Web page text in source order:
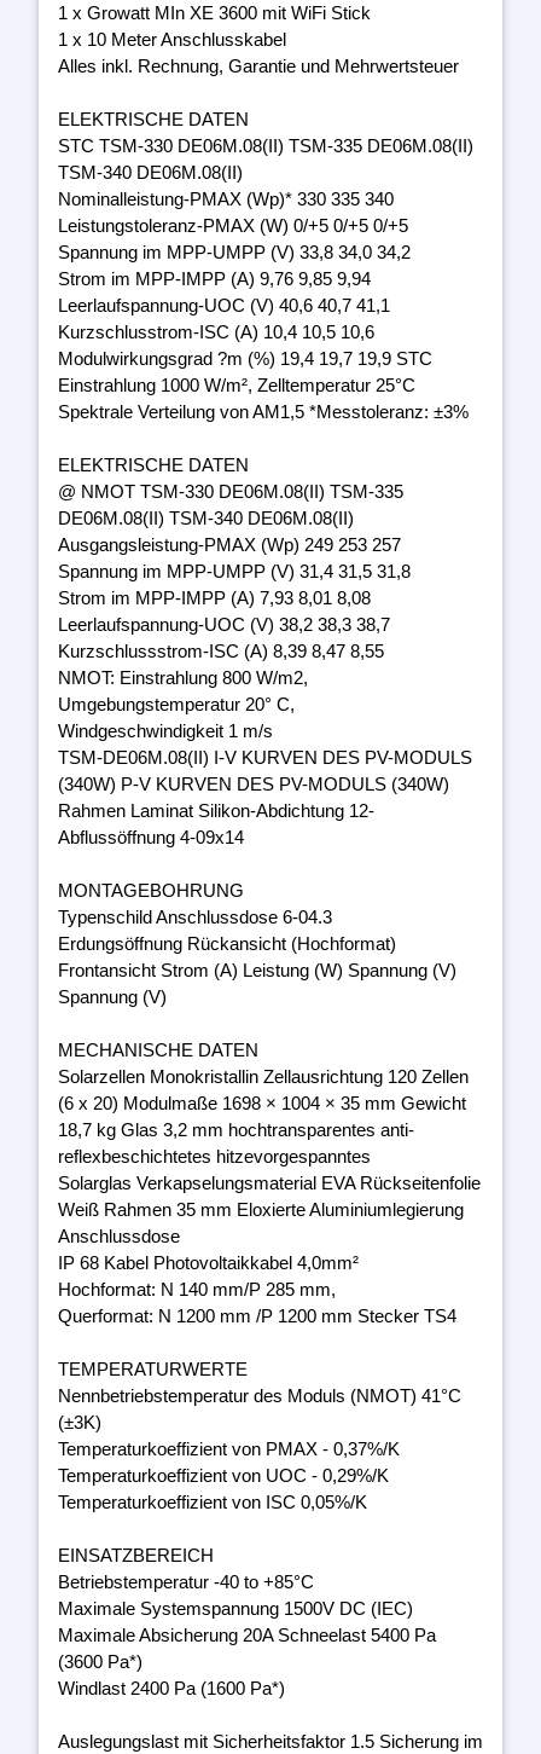
1 x Growatt MIn XE 3600 mit WiFi Stick
1 x 10 Meter Anschlusskabel
Alles inkl. Rechnung, Garantie und Mehrwertsteuer
ELEKTRISCHE DATEN
STC TSM-330 DE06M.08(II) TSM-335 DE06M.08(II)
TSM-340 DE06M.08(II)
Nominalleistung-PMAX (Wp)* 330 335 340
Leistungstoleranz-PMAX (W) 0/+5 0/+5 0/+5
Spannung im MPP-UMPP (V) 33,8 34,0 34,2
Strom im MPP-IMPP (A) 9,76 9,85 9,94
Leerlaufspannung-UOC (V) 40,6 40,7 41,1
Kurzschlusstrom-ISC (A) 10,4 10,5 10,6
Modulwirkungsgrad ?m (%) 19,4 19,7 19,9 STC
Einstrahlung 1000 W/m², Zelltemperatur 25°C
Spektrale Verteilung von AM1,5 *Messtoleranz: ±3%
ELEKTRISCHE DATEN
@ NMOT TSM-330 DE06M.08(II) TSM-335
DE06M.08(II) TSM-340 DE06M.08(II)
Ausgangsleistung-PMAX (Wp) 249 253 257
Spannung im MPP-UMPP (V) 31,4 31,5 31,8
Strom im MPP-IMPP (A) 7,93 8,01 8,08
Leerlaufspannung-UOC (V) 38,2 38,3 38,7
Kurzschlussstrom-ISC (A) 8,39 8,47 8,55
NMOT: Einstrahlung 800 W/m2,
Umgebungstemperatur 20° C,
Windgeschwindigkeit 1 m/s
TSM-DE06M.08(II) I-V KURVEN DES PV-MODULS
(340W) P-V KURVEN DES PV-MODULS (340W)
Rahmen Laminat Silikon-Abdichtung 12-
Abflussöffnung 4-09x14
MONTAGEBOHRUNG
Typenschild Anschlussdose 6-04.3
Erdungsöffnung Rückansicht (Hochformat)
Frontansicht Strom (A) Leistung (W) Spannung (V)
Spannung (V)
MECHANISCHE DATEN
Solarzellen Monokristallin Zellausrichtung 120 Zellen
(6 x 20) Modulmaße 1698 × 1004 × 35 mm Gewicht
18,7 kg Glas 3,2 mm hochtransparentes anti-
reflexbeschichtetes hitzevorgespanntes
Solarglas Verkapselungsmaterial EVA Rückseitenfolie
Weiß Rahmen 35 mm Eloxierte Aluminiumlegierung
Anschlussdose
IP 68 Kabel Photovoltaikkabel 4,0mm²
Hochformat: N 140 mm/P 285 mm,
Querformat: N 1200 mm /P 1200 mm Stecker TS4
TEMPERATURWERTE
Nennbetriebstemperatur des Moduls (NMOT) 41°C
(±3K)
Temperaturkoeffizient von PMAX - 0,37%/K
Temperaturkoeffizient von UOC - 0,29%/K
Temperaturkoeffizient von ISC 0,05%/K
EINSATZBEREICH
Betriebstemperatur -40 to +85°C
Maximale Systemspannung 1500V DC (IEC)
Maximale Absicherung 20A Schneelast 5400 Pa
(3600 Pa*)
Windlast 2400 Pa (1600 Pa*)
Auslegungslast mit Sicherheitsfaktor 1.5 Sicherung im